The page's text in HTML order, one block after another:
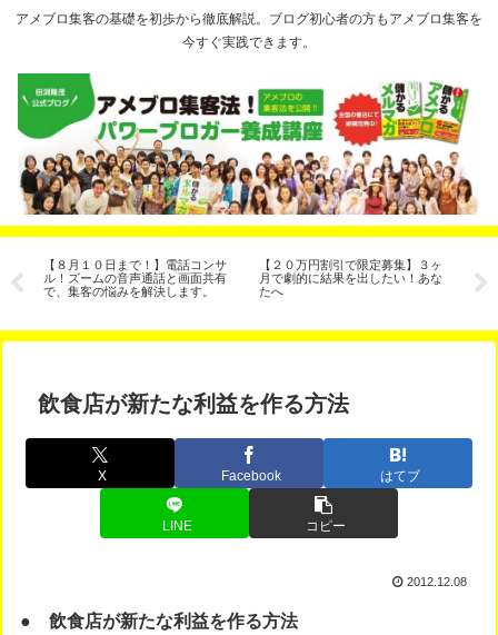
アメブロ集客の基礎を初歩から徹底解説。ブログ初心者の方もアメブロ集客を
今すぐ実践できます。
【８月１０日まで！】電話コンサ
ル！ズームの音声通話と画面共有
で、集客の悩みを解決します。
【２０万円割引で限定募集】３ヶ
月で劇的に結果を出したい！あな
たへ
飲食店が新たな利益を作る方法
X Facebook はてブ
LINE コピー
2012.12.08
● 飲食店が新たな利益を作る方法